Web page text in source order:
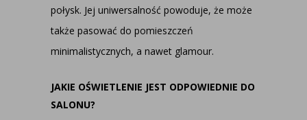
połysk. Jej uniwersalność powoduje, że może
także pasować do pomieszczeń
minimalistycznych, a nawet glamour.
JAKIE OŚWIETLENIE JEST ODPOWIEDNIE DO
SALONU?